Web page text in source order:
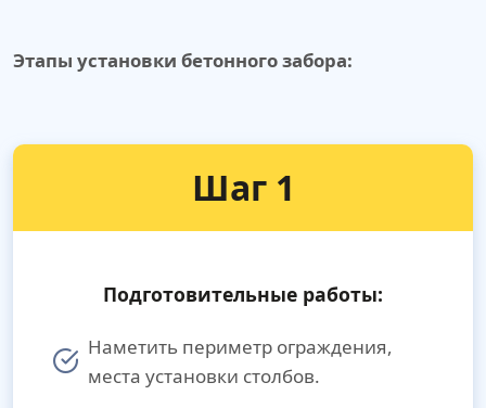
Этапы установки бетонного забора:
Шаг 1
Подготовительные работы:
Наметить периметр ограждения,
места установки столбов.